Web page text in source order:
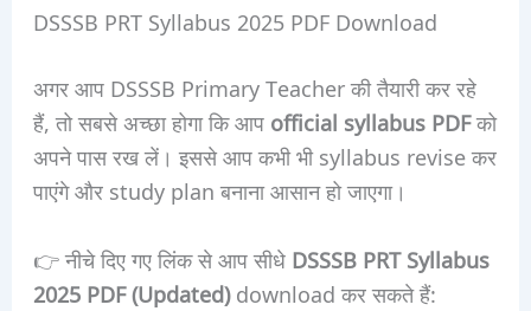
DSSSB PRT Syllabus 2025 PDF Download
अगर आप DSSSB Primary Teacher की तैयारी कर रहे
हैं, तो सबसे अच्छा होगा कि आप official syllabus PDFको
अपने पास रख लें। इससे आप कभी भी syllabus revise कर
पाएंगे और study plan बनाना आसान हो जाएगा।
👉 नीचे दिए गए लिंक से आप सीधे DSSSB PRT Syllabus
2025 PDF (Updated)download कर सकते हैं: